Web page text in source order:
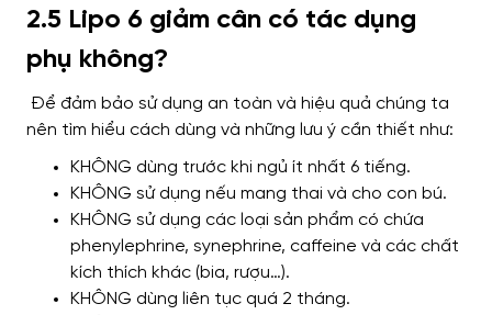
2.5 Lipo 6 giảm cân có tác dụng
phụ không?
Để đảm bảo sử dụng an toàn và hiệu quả chúng ta
nên tìm hiểu cách dùng và những lưu ý cần thiết như:
KHÔNG dùng trước khi ngủ ít nhất 6 tiếng.
KHÔNG sử dụng nếu mang thai và cho con bú.
KHÔNG sử dụng các loại sản phẩm có chứa
phenylephrine, synephrine, caffeine và các chất
kích thích khác (bia, rượu…).
KHÔNG dùng liên tục quá 2 tháng.